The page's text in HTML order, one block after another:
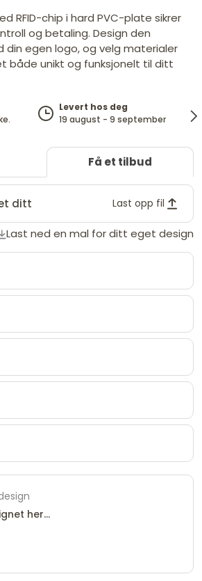
RFID-chip i hard PVC-plate sikrer
og betaling. Design den
egen logo, og velg materialer
både unikt og funksjonelt til ditt
Levert hos deg
19 august - 9 september
Få et tilbud
ditt Last opp fil
Last ned en mal for ditt eget design